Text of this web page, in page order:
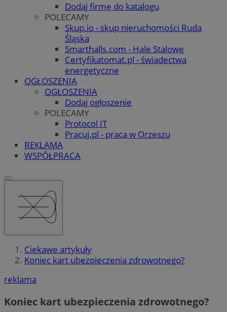
Dodaj firmę do katalogu
POLECAMY
Skup.io - skup nieruchomości Ruda
Śląska
Smarthalls.com - Hale Stalowe
Certyfikatomat.pl - świadectwa
energetyczne
OGŁOSZENIA
OGŁOSZENIA
Dodaj ogłoszenie
POLECAMY
Protocol IT
Pracuj.pl - praca w Orzeszu
REKLAMA
WSPÓŁPRACA
Ciekawe artykuły
Koniec kart ubezpieczenia zdrowotnego?
reklama
Koniec kart ubezpieczenia zdrowotnego?